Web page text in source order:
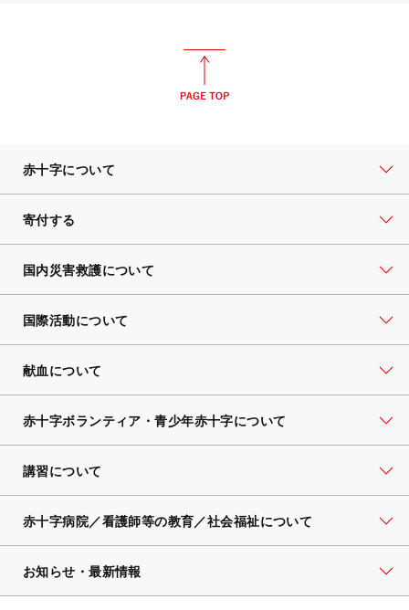
赤十字について
寄付する
国内災害救護について
国際活動について
献血について
赤十字ボランティア・青少年赤十字について
講習について
赤十字病院／看護師等の教育／社会福祉について
お知らせ・最新情報